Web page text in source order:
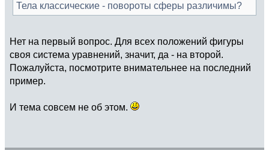
Тела классические - повороты сферы различимы?
Нет на первый вопрос. Для всех положений фигуры
своя система уравнений, значит, да - на второй.
Пожалуйста, посмотрите внимательнее на последний
пример.
И тема совсем не об этом.